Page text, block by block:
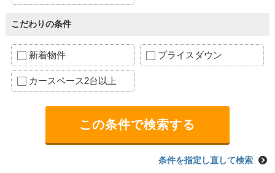
こだわりの条件
新着物件 プライスダウン
カースペース2台以上
条件を指定し直して検索